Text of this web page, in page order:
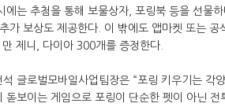
에는 추첨을 통해 보물상자, 포링북 등을 선물
가 보상도 제공한다. 이 밖에도 앱마켓 또는
제니, 다이아 300개를 증정한다.
석 글로벌모바일사업팀장은 “포링 키우기는 각
돋보이는 게임으로 포링이 단순한 펫이 아닌 전